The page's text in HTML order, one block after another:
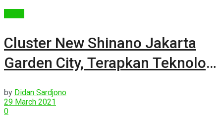
Cluster New Shinano Jakarta
Garden City, Terapkan Teknologi
by Didan Sardjono
29 March 2021
0